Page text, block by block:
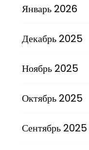
Январь 2026
Декабрь 2025
Ноябрь 2025
Октябрь 2025
Сентябрь 2025